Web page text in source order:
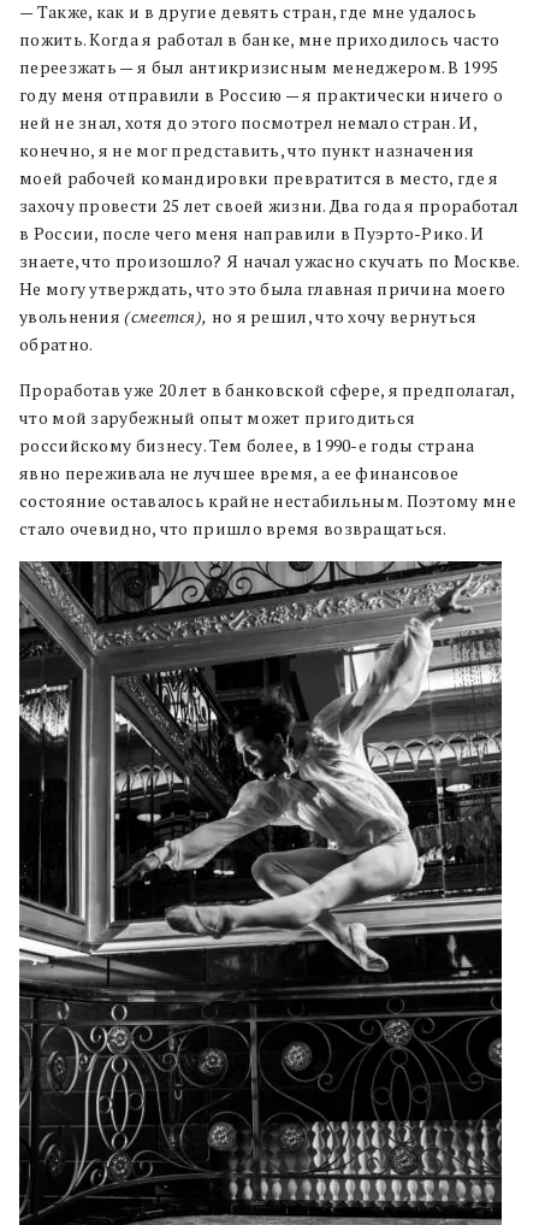
— Также, как и в другие девять стран, где мне удалось
пожить. Когда я работал в банке, мне приходилось часто
переезжать — я был антикризисным менеджером. В 1995
году меня отправили в Россию — я практически ничего о
ней не знал, хотя до этого посмотрел немало стран. И,
конечно, я не мог представить, что пункт назначения
моей рабочей командировки превратится в место, где я
захочу провести 25 лет своей жизни. Два года я проработал
в России, после чего меня направили в Пуэрто-Рико. И
знаете, что произошло? Я начал ужасно скучать по Москве.
Не могу утверждать, что это была главная причина моего
увольнения(смеется), но я решил, что хочу вернуться
обратно.
Проработав уже 20 лет в банковской сфере, я предполагал,
что мой зарубежный опыт может пригодиться
российскому бизнесу. Тем более, в 1990-е годы страна
явно переживала не лучшее время, а ее финансовое
состояние оставалось крайне нестабильным. Поэтому мне
стало очевидно, что пришло время возвращаться.